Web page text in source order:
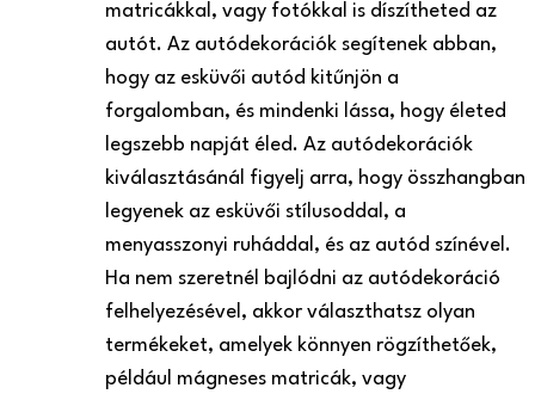
matricákkal, vagy fotókkal is díszítheted az
autót. Az autódekorációk segítenek abban,
hogy az esküvői autód kitűnjön a
forgalomban, és mindenki lássa, hogy életed
legszebb napját éled. Az autódekorációk
kiválasztásánál figyelj arra, hogy összhangban
legyenek az esküvői stílusoddal, a
menyasszonyi ruháddal, és az autód színével.
Ha nem szeretnél bajlódni az autódekoráció
felhelyezésével, akkor választhatsz olyan
termékeket, amelyek könnyen rögzíthetőek,
például mágneses matricák, vagy